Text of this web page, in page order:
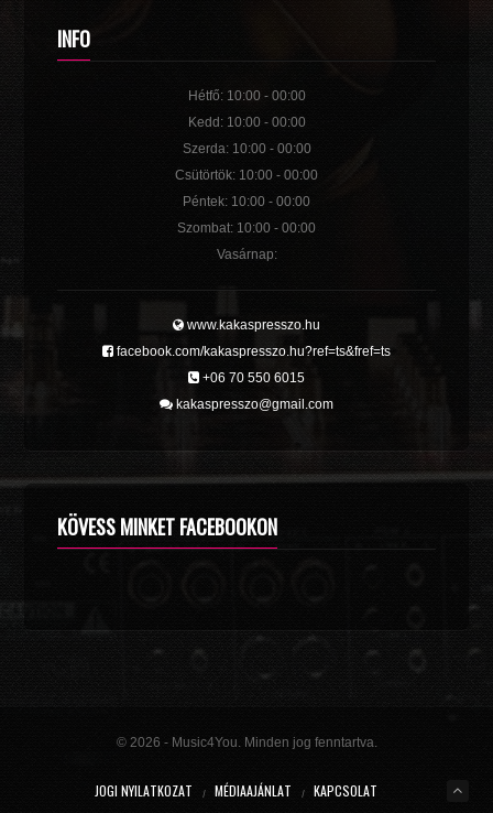
INFO
Hétfő: 10:00 - 00:00
Kedd: 10:00 - 00:00
Szerda: 10:00 - 00:00
Csütörtök: 10:00 - 00:00
Péntek: 10:00 - 00:00
Szombat: 10:00 - 00:00
Vasárnap:
www.kakaspresszo.hu
facebook.com/kakaspresszo.hu?ref=ts&fref=ts
+06 70 550 6015
kakaspresszo@gmail.com
KÖVESS MINKET FACEBOOKON
© 2026 - Music4You. Minden jog fenntartva.
JOGI NYILATKOZAT MÉDIAAJÁNLAT KAPCSOLAT